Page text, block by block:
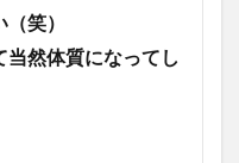
笑）
然体質になってし